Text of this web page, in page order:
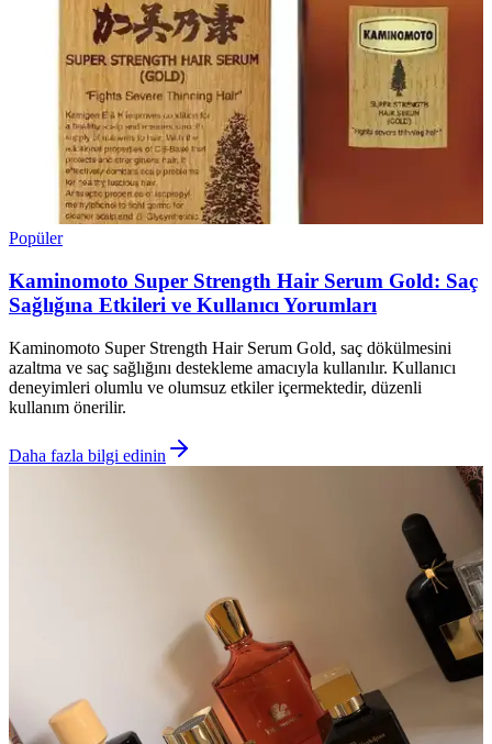
Popüler
Kaminomoto Super Strength Hair Serum Gold: Saç
Sağlığına Etkileri ve Kullanıcı Yorumları
Kaminomoto Super Strength Hair Serum Gold, saç dökülmesini
azaltma ve saç sağlığını destekleme amacıyla kullanılır. Kullanıcı
deneyimleri olumlu ve olumsuz etkiler içermektedir, düzenli
kullanım önerilir.
Daha fazla bilgi edinin